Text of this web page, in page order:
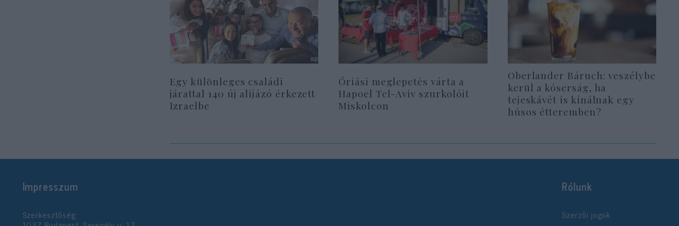
Egy különleges családi
járattal 140 új alijázó érkezett
Izraelbe
Óriási meglepetés várta a
Hapoel Tel-Aviv szurkolóit
Miskolcon
Oberlander Báruch: veszélybe
kerül a kóserság, ha
tejeskávét is kínálnak egy
húsos étteremben?
Impresszum
Szerkesztőség:
Rólunk
Szerzői jogok